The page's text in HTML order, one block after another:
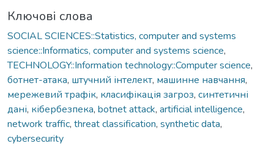
Ключові слова
SOCIAL SCIENCES::Statistics, computer and systems
science::Informatics, computer and systems science,
TECHNOLOGY::Information technology::Computer science,
ботнет-атака, штучний інтелект, машинне навчання,
мережевий трафік, класифікація загроз, синтетичні
дані, кібербезпека, botnet attack, artificial intelligence,
network traffic, threat classification, synthetic data,
cybersecurity